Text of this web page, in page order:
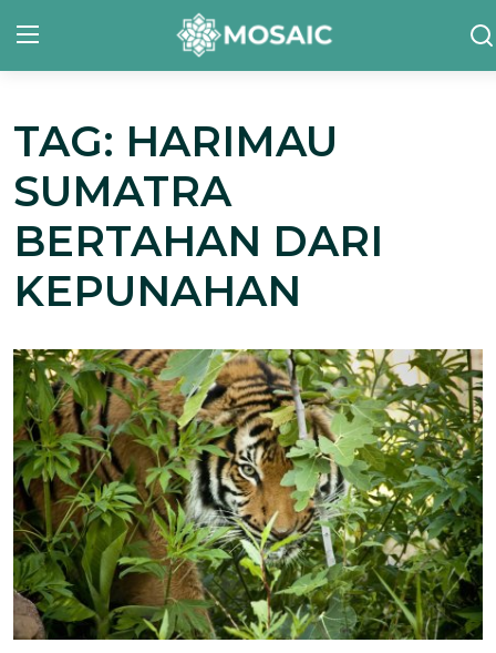
Contact
Tentang Kami
Risalah
Team Kami
Inisiatif
Sorotan Berita
Bahasa
TAG: HARIMAU
SUMATRA
BERTAHAN DARI
KEPUNAHAN